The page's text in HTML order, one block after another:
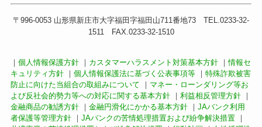
〒996-0053 山形県新庄市大字福田字福田山711番地73 TEL.0233-32-
1511 FAX.0233-32-1510
｜ 個人情報保護方針｜ カスタマーハラスメント対策基本方針｜情報セ
キュリティ方針
｜ 個人情報保護法に基づく公表事項等｜ 特殊詐欺被害
防止に向けた当組合の取組みについて ｜ マネー・ローンダリング等お
よび反社会的勢力等への対応に関する基本方針｜ 利益相反管理方針
｜
金融商品の勧誘方針｜ 金融円滑化にかかる基本方針｜ JAバンク利用
者保護等管理方針｜ JAバンクの苦情処理措置および紛争解決措置｜